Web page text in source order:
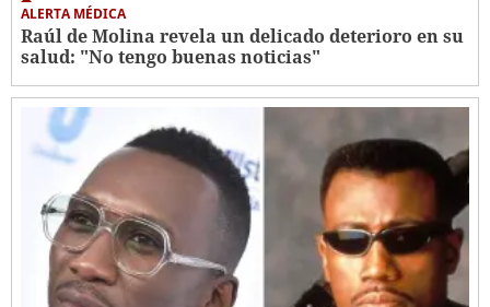
ALERTA MÉDICA
Raúl de Molina revela un delicado deterioro en su
salud: "No tengo buenas noticias"